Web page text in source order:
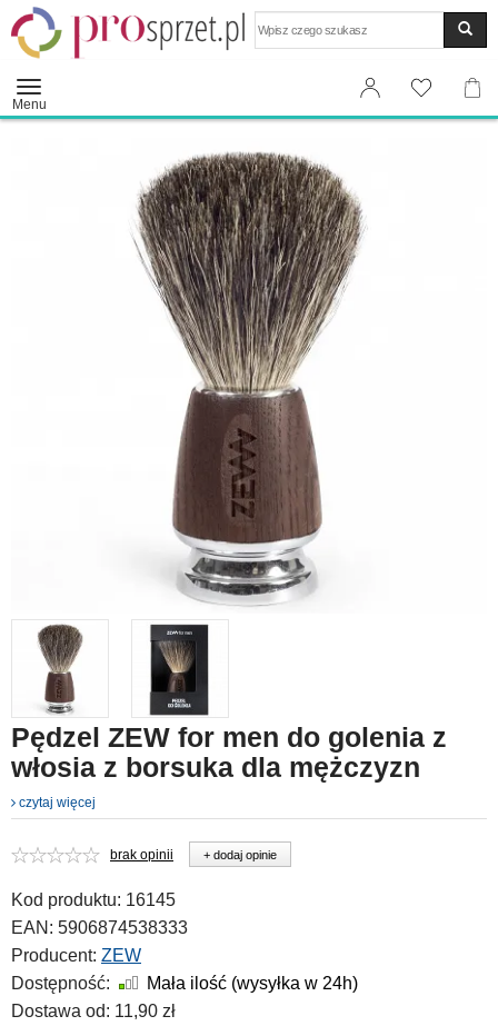
Menu
Pędzel ZEW for men do golenia z
włosia z borsuka dla mężczyzn
czytaj więcej
brak opinii + dodaj opinie
Kod produktu: 16145
EAN: 5906874538333
Producent: ZEW
Dostępność:
Mała ilość (wysyłka w 24h)
Dostawa od: 11,90 zł